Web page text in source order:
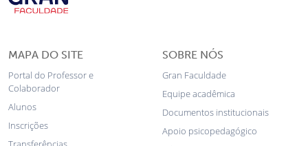
MAPA DO SITE
Portal do Professor e
Colaborador
Alunos
Inscrições
SOBRE NÓS
Gran Faculdade
Equipe acadêmica
Documentos institucionais
Apoio psicopedagógico